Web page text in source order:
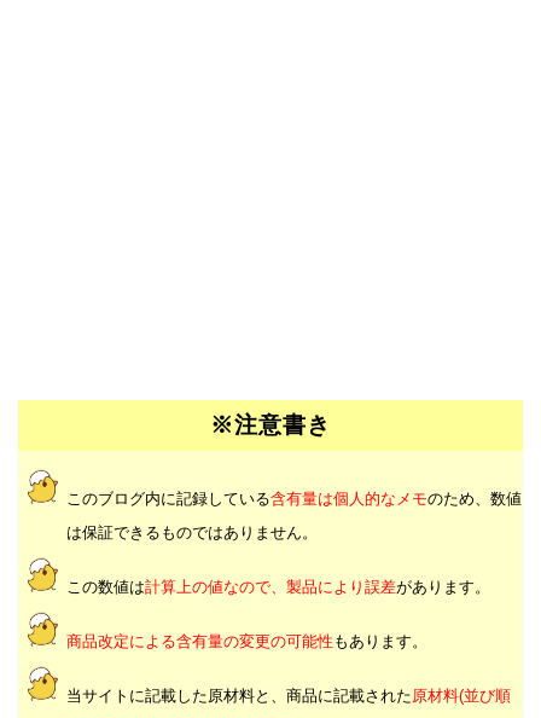
※注意書き
このブログ内に記録している含有量は個人的なメモのため、数値
は保証できるものではありません。
この数値は計算上の値なので、製品により誤差があります。
商品改定による含有量の変更の可能性 もあります。
当サイトに記載した原材料と、商品に記載された 原材料(並び順